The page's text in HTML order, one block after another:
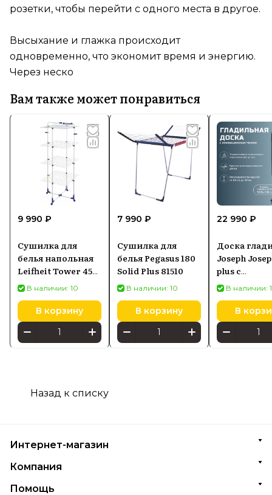
розетки, чтобы перейти с одного места в другое.
Высыхание и глажка происходит
одновременно, что экономит время и энергию.
Через неско
Вам также может понравиться
9 990 ₽
Сушилка для
белья напольная
Leifheit Tower 450
(81456)
В наличии: 10
В корзину
7 990 ₽
Сушилка для
белья Pegasus 180
Solid Plus 81510
В наличии: 10
В корзину
22 990 ₽
Доска
Joseph
plus с
чехлом
В наличии:
В
Назад к списку
Интернет-магазин
Компания
Помощь